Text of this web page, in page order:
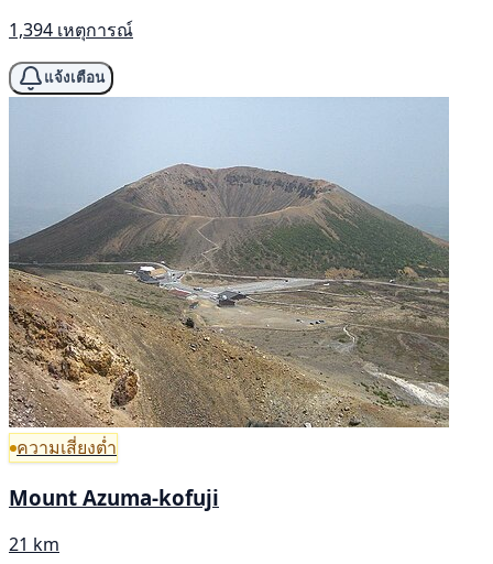
1,394 เหตุการณ์
แจ้งเตือน
ความเสี่ยงต่ำ
Mount Azuma-kofuji
21 km